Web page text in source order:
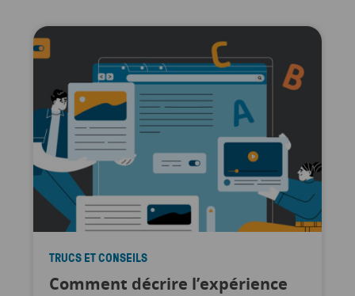
TRUCS ET CONSEILS
Comment décrire l’expérience